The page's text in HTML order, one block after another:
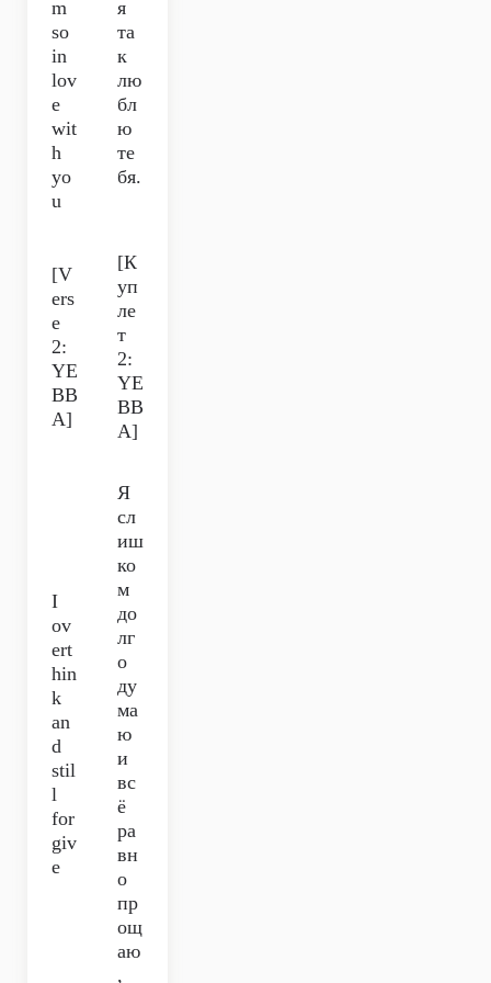
m
so
in
lov
e
wit
h
yo
u
я
та
к
лю
бл
ю
те
бя.
[V
ers
e
2:
YE
BB
A]
[К
уп
ле
т
2:
YE
BB
A]
I
ov
ert
hin
k
an
d
stil
l
for
giv
e
Я
сл
иш
ко
м
до
лг
о
ду
ма
ю
и
вс
ё
ра
вн
о
пр
ощ
аю
,